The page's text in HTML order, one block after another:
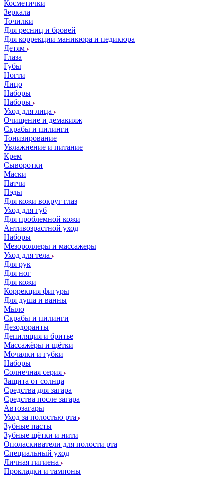
Косметички
Зеркала
Точилки
Для ресниц и бровей
Для коррекции маникюра и педикюра
Детям
Глаза
Губы
Ногти
Лицо
Наборы
Наборы
Уход для лица
Очищение и демакияж
Скрабы и пилинги
Тонизирование
Увлажнение и питание
Крем
Сыворотки
Маски
Патчи
Пэды
Для кожи вокруг глаз
Уход для губ
Для проблемной кожи
Антивозрастной уход
Наборы
Мезороллеры и массажеры
Уход для тела
Для рук
Для ног
Для кожи
Коррекция фигуры
Для душа и ванны
Мыло
Скрабы и пилинги
Дезодоранты
Депиляция и бритье
Массажёры и щётки
Мочалки и губки
Наборы
Солнечная серия
Защита от солнца
Средства для загара
Средства после загара
Автозагары
Уход за полостью рта
Зубные пасты
Зубные щётки и нити
Ополаскиватели для полости рта
Специальный уход
Личная гигиена
Прокладки и тампоны